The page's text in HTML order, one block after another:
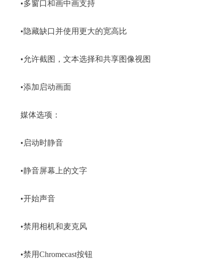
•多窗口和画中画支持
•隐藏缺口并使用更大的宽高比
•允许截图，文本选择和共享图像视图
•添加启动画面
媒体选项：
•启动时静音
•静音屏幕上的文字
•开始声音
•禁用相机和麦克风
•禁用Chromecast按钮